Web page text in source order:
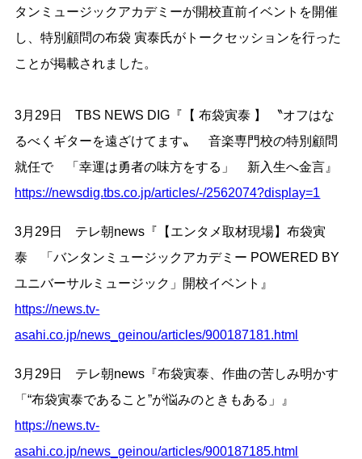
タンミュージックアカデミーが開校直前イベントを開催
し、特別顧問の布袋 寅泰氏がトークセッションを行った
ことが掲載されました。
3月29日 TBS NEWS DIG『【 布袋寅泰 】 〝オフはな
るべくギターを遠ざけてます〟 音楽専門校の特別顧問
就任で 「幸運は勇者の味方をする」 新入生へ金言』
https://newsdig.tbs.co.jp/articles/-/2562074?display=1
3月29日 テレ朝news『【エンタメ取材現場】布袋寅
泰 「バンタンミュージックアカデミー POWERED BY
ユニバーサルミュージック」開校イベント』
https://news.tv-
asahi.co.jp/news_geinou/articles/900187181.html
3月29日 テレ朝news『布袋寅泰、作曲の苦しみ明かす
「“布袋寅泰であること”が悩みのときもある」』
https://news.tv-
asahi.co.jp/news_geinou/articles/900187185.html